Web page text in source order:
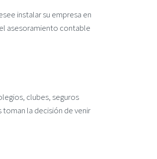
instalar su empresa en
asesoramiento contable
clubes, seguros
la decisión de venir